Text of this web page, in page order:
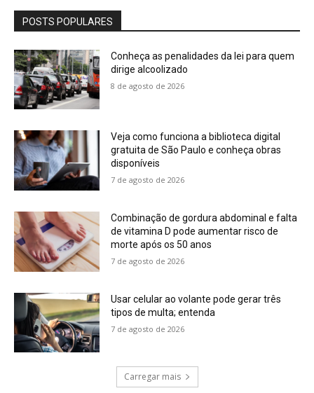
POSTS POPULARES
Conheça as penalidades da lei para quem
dirige alcoolizado
8 de agosto de 2026
Veja como funciona a biblioteca digital
gratuita de São Paulo e conheça obras
disponíveis
7 de agosto de 2026
Combinação de gordura abdominal e falta
de vitamina D pode aumentar risco de
morte após os 50 anos
7 de agosto de 2026
Usar celular ao volante pode gerar três
tipos de multa; entenda
7 de agosto de 2026
Carregar mais